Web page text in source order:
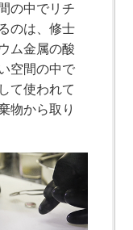
の中でリチ
のは、修士
ム金属の酸
空間の中で
て使われて
物から取り